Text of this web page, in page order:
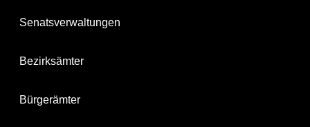
Senatsverwaltungen
Bezirksämter
Bürgerämter